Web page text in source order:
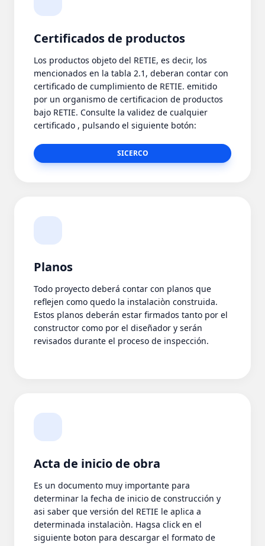
Certificados de productos
Los productos objeto del RETIE, es decir, los
mencionados en la tabla 2.1, deberan contar con
certificado de cumplimiento de RETIE. emitido
por un organismo de certificacion de productos
bajo RETIE. Consulte la validez de cualquier
certificado , pulsando el siguiente botón:
SICERCO
Planos
Todo proyecto deberá contar con planos que
reflejen como quedo la instalaciòn construida.
Estos planos deberán estar firmados tanto por el
constructor como por el diseñador y serán
revisados durante el proceso de inspección.
Acta de inicio de obra
Es un documento muy importante para
determinar la fecha de inicio de construcción y
asi saber que versión del RETIE le aplica a
determinada instalaciòn. Hagsa click en el
siguiente boton para descargar el formato de